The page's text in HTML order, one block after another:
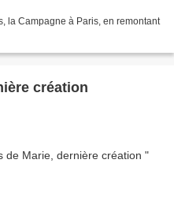
la Campagne à Paris, en remontant
création